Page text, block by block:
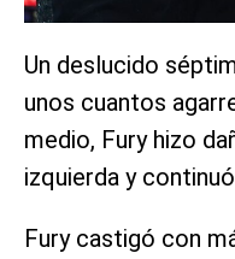
Un deslucido
unos cuantos
medio, Fury hizo
izquierda y
Fury castigó con